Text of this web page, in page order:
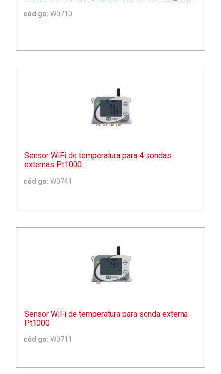
código: W0710
Sensor WiFi de temperatura para 4 sondas
externas Pt1000
código: W0741
Sensor WiFi de temperatura para sonda externa
Pt1000
código: W0711